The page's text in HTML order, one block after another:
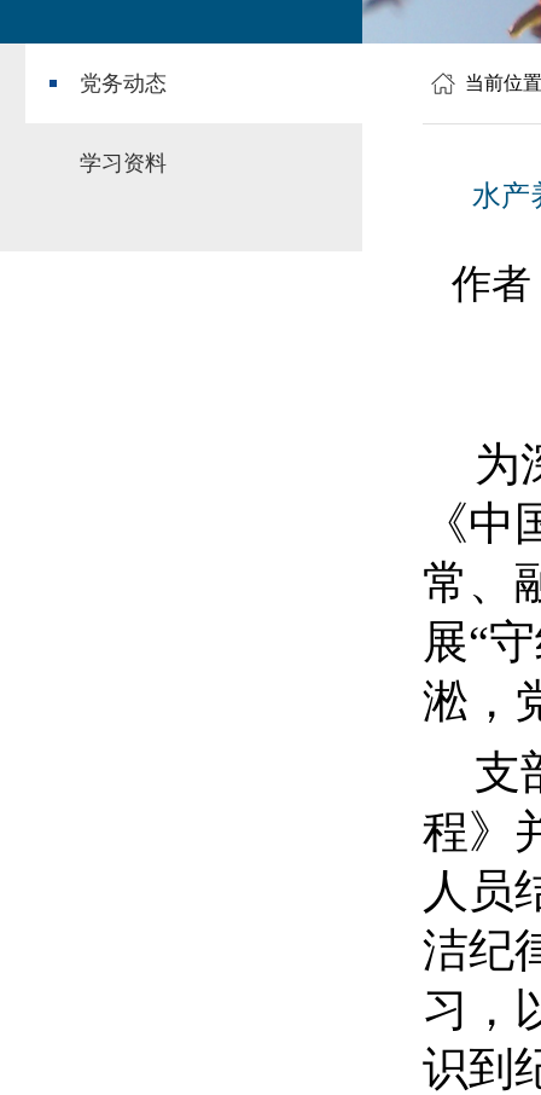
党务动态
学习资料
当前位
水产
作者
为
《
常、
展“
淞，
支
程》
人员
洁纪
习，
识到